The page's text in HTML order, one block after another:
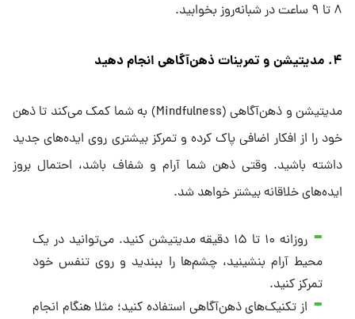
۸ تا ۹ ساعت در شبانه‌روز بخوابید.
۴. مدیتیشن و تمرینات ذهن‌آگاهی انجام دهید
مدیتیشن و ذهن‌آگاهی (Mindfulness) به شما کمک می‌کند تا ذهن
خود را از افکار اضافی پاک کرده و تمرکز بیشتری روی ایده‌های جدید
داشته باشید. وقتی ذهن شما آرام و شفاف باشد، احتمال بروز
ایده‌های خلاقانه بیشتر خواهد شد.
روزانه ۱۰ تا ۱۵ دقیقه مدیتیشن کنید. می‌توانید در یک
محیط آرام بنشینید، چشم‌ها را ببندید و روی تنفس خود
تمرکز کنید.
از تکنیک‌های ذهن‌آگاهی استفاده کنید؛ مثلا هنگام انجام